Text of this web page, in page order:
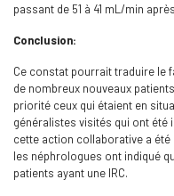
passant de 51 à 41 mL/min
Conclusion:
Ce constat pourrait traduire le
de nombreux nouveaux
priorité ceux qui étaient en
généralistes visités qui ont été
cette action collaborative a
les néphrologues ont indiqué
patients ayant une IRC.